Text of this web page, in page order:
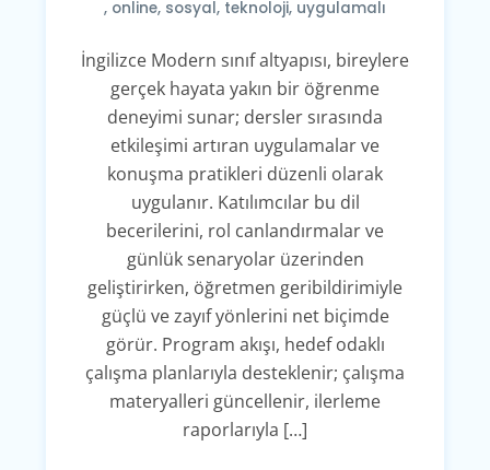
, online, sosyal, teknoloji, uygulamalı
İngilizce Modern sınıf altyapısı, bireylere
gerçek hayata yakın bir öğrenme
deneyimi sunar; dersler sırasında
etkileşimi artıran uygulamalar ve
konuşma pratikleri düzenli olarak
uygulanır. Katılımcılar bu dil
becerilerini, rol canlandırmalar ve
günlük senaryolar üzerinden
geliştirirken, öğretmen geribildirimiyle
güçlü ve zayıf yönlerini net biçimde
görür. Program akışı, hedef odaklı
çalışma planlarıyla desteklenir; çalışma
materyalleri güncellenir, ilerleme
raporlarıyla […]